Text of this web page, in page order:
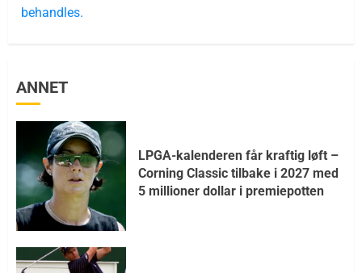
behandles.
ANNET
LPGA-kalenderen får kraftig løft –
Corning Classic tilbake i 2027 med
5 millioner dollar i premiepotten